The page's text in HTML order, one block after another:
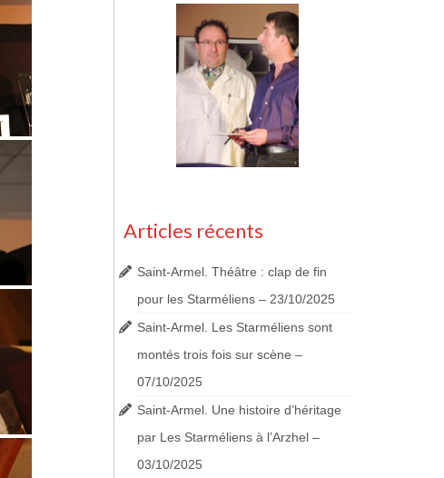
Articles récents
Saint-Armel. Théâtre : clap de fin
pour les Starméliens – 23/10/2025
Saint-Armel. Les Starméliens sont
montés trois fois sur scène –
07/10/2025
Saint-Armel. Une histoire d’héritage
par Les Starméliens à l’Arzhel –
03/10/2025